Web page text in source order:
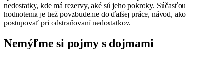
nedostatky, kde má rezervy, aké sú jeho pokroky. Súčasťou
hodnotenia je tiež povzbudenie do ďalšej práce, návod, ako
postupovať pri odstraňovaní nedostatkov.
Nemýľme si pojmy s dojmami